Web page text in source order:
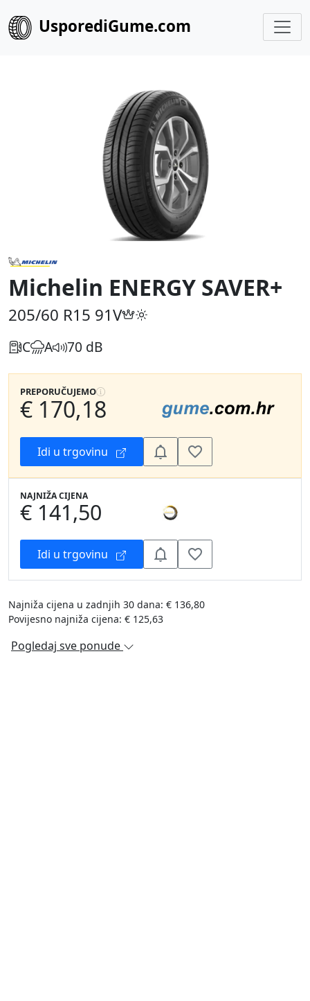
UsporediGume.com
Michelin ENERGY SAVER+
205/60 R15 91V
C A 70 dB
PREPORUČUJEMO
€ 170,18
Idi u trgovinu
NAJNIŽA CIJENA
€ 141,50
Idi u trgovinu
Najniža cijena u zadnjih 30 dana: € 136,80
Povijesno najniža cijena: € 125,63
Pogledaj sve ponude